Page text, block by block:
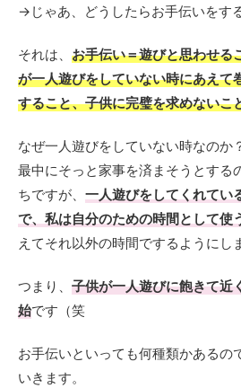
→じゃあ、どうしたらお手伝いをす
それは、 お手伝い＝遊びと思わせる
が一人遊びをしていない時にあえて
すること、子供に完璧を求めないこ
なぜ一人遊びをしていない時なのか
最中にそっと家事を済まそうとする
ちですが、 一人遊びをしてくれてい
で、私は自分のための時間として使
えてそれ以外の時間でするようにし
つまり、 子供が一人遊びに飽きて近
始です（笑
お手伝いといっても何種類かあるの
いきます。